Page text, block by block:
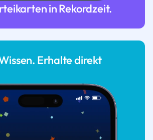
in Rekordzeit.
Erhalte direkt